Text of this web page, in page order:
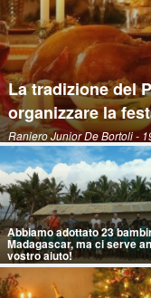
La tradizione del
organizzare la
Raniero Junior De Bortoli-
Abbiamo adottato 23
Madagascar, ma ci serve
vostro aiuto!